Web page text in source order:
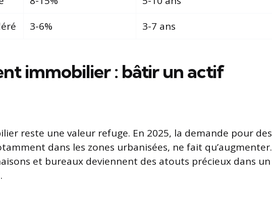
3-6% 3-7 ans
immobilier : bâtir un actif
reste une valeur refuge. En 2025, la demande pour des
dans les zones urbanisées, ne fait qu’augmenter.
et bureaux deviennent des atouts précieux dans un